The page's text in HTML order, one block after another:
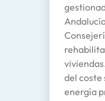
del coste
energía